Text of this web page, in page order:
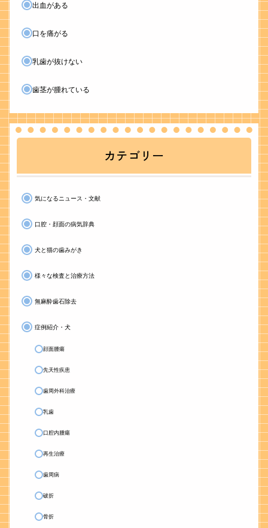
出血がある
口を痛がる
乳歯が抜けない
歯茎が腫れている
カテゴリー
気になるニュース・文献
口腔・顔面の病気辞典
犬と猫の歯みがき
様々な検査と治療方法
無麻酔歯石除去
症例紹介・犬
顔面腫瘍
先天性疾患
歯周外科治療
乳歯
口腔内腫瘍
再生治療
歯周病
破折
骨折